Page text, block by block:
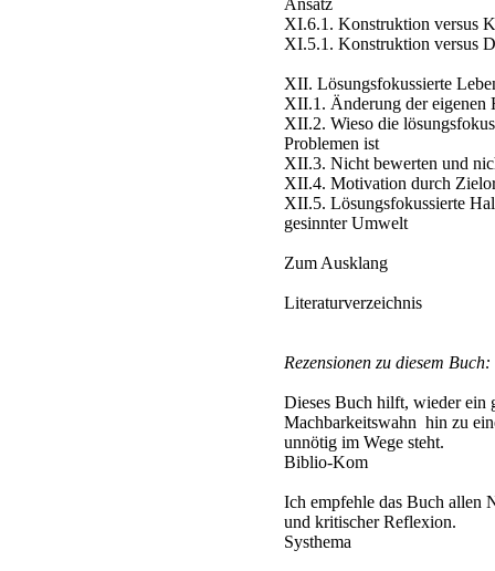
Ansatz
XI.6.1. Konstruktion versus
XI.5.1. Konstruktion versus
XII. Lösungsfokussierte
XII.1. Änderung der eigenen
XII.2. Wieso die
Problemen ist
XII.3. Nicht bewerten und
XII.4. Motivation durch
XII.5. Lösungsfokussierte
gesinnter Umwelt
Zum Ausklang
Literaturverzeichnis
Rezensionen zu diesem Buch:
Dieses Buch hilft, wieder ein
Machbarkeitswahn hin zu
unnötig im Wege steht.
Biblio-Kom
Ich empfehle das Buch allen
und kritischer Reflexion.
Systhema